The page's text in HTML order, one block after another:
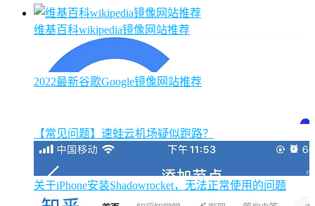
维基百科wikipedia镜像网站推荐
2022最新谷歌Google镜像网站推荐
【常见问题】速蛙云机场疑似跑路？
关于iPhone安装Shadowrocket，无法正常使用的问题